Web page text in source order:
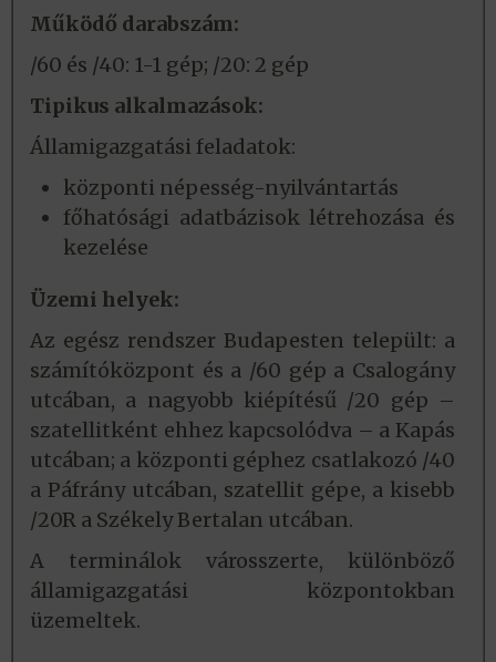
Működő darabszám:
/60 és /40: 1-1 gép; /20: 2 gép
Tipikus alkalmazások:
Államigazgatási feladatok:
központi népesség-nyilvántartás
főhatósági adatbázisok létrehozása és
kezelése
Üzemi helyek:
Az egész rendszer Budapesten települt: a
számítóközpont és a /60 gép a Csalogány
utcában, a nagyobb kiépítésű /20 gép –
szatellitként ehhez kapcsolódva – a Kapás
utcában; a központi géphez csatlakozó /40
a Páfrány utcában, szatellit gépe, a kisebb
/20R a Székely Bertalan utcában.
A terminálok városszerte, különböző
államigazgatási központokban
üzemeltek.